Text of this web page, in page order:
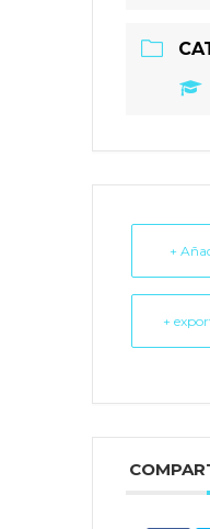
+
+